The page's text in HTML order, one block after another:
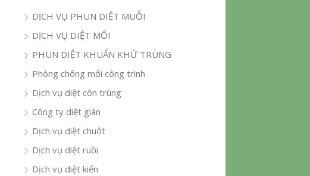
DỊCH VỤ PHUN DIỆT MUỖI
DỊCH VỤ DIỆT MỐI
PHUN DIỆT KHUẨN KHỬ TRÙNG
Phòng chống mối công trình
Dịch vụ diệt côn trùng
Công ty diệt gián
Dịch vụ diệt chuột
Dịch vụ diệt ruồi
Dịch vụ diệt kiến